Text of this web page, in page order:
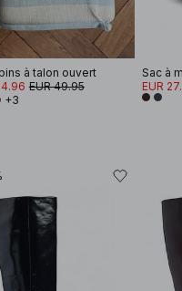
à talon ouvert
EUR 49.95
+3
Sac à
EUR